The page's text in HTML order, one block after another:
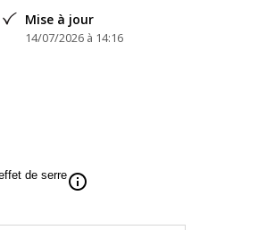
Mise à jour
14/07/2026 à 14:16
de serreinfo